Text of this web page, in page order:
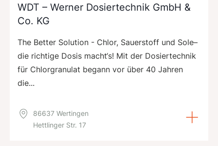
WDT – Werner Dosiertechnik GmbH &
Co. KG
The Better Solution - Chlor, Sauerstoff und Sole–
die richtige Dosis macht‘s! Mit der Dosiertechnik
für Chlorgranulat begann vor über 40 Jahren
die...
86637 Wertingen
Hettlinger Str. 17